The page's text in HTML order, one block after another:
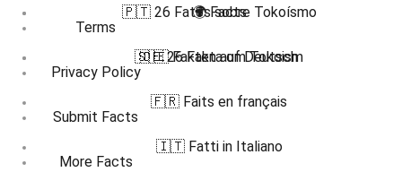
Terms
Privacy Policy
Submit Facts
More Facts
🇵🇹 26 Fatos sobre Tokoísmo
🇸🇪 26 Fakta om Tokoism
🌍 Facts
🇩🇪 Fakten auf Deutsch
🇫🇷 Faits en français
🇮🇹 Fatti in Italiano